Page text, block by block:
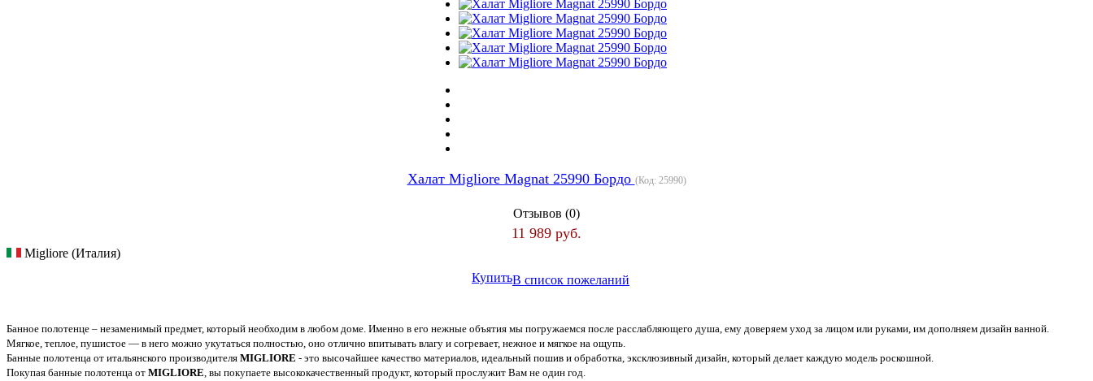
Халат Migliore Magnat 25990 Бордо (Код: 25990)
Отзывов (0)
11 989 руб.
Migliore (Италия)
КупитьВ список пожеланий
Банное полотенце – незаменимый предмет, который необходим в любом доме. Именно в его нежные объятия мы погружаемся после расслабляющего душа, ему доверяем уход за лицом или руками, им дополняем дизайн ванной.
Мягкое, теплое, пушистое — в него можно укутаться полностью, оно отлично впитывать влагу и согревает, нежное и мягкое на ощупь.
Банные полотенца от итальянского производителя MIGLIORE - это высочайшее качество материалов, идеальный пошив и обработка, эксклюзивный дизайн, который делает каждую модель роскошной.
Покупая банные полотенца от MIGLIORE , вы покупаете высококачественный продукт, который прослужит Вам не один год.